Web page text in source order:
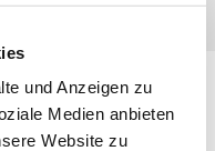
und Anzeigen zu
Medien anbieten
Website zu